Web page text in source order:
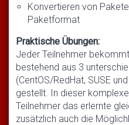
Konvertieren von
Paketformat
Praktische Übungen:
Jeder Teilnehmer
bestehend aus 3
(CentOS/RedHat, SUSE
gestellt. In dieser
Teilnehmer das erlernte
zusätzlich auch die